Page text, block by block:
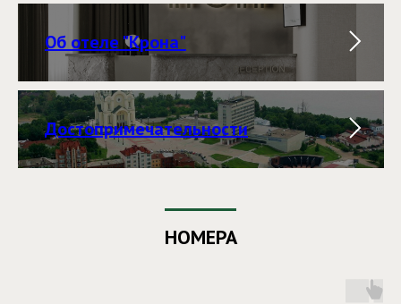
Об отеле "Крона"
Достопримечательности
НОМЕРА